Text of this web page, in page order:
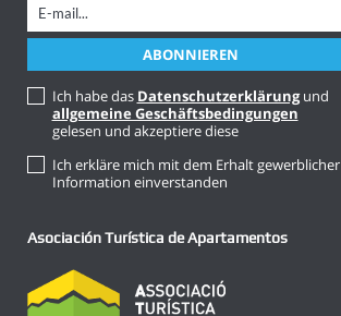
Ich habe das Datenschutzerklärungund
allgemeine Geschäftsbedingungen
gelesen und akzeptiere diese
Ich erkläre mich mit dem Erhalt gewerblicher
Information einverstanden
Asociación Turística de Apartamentos